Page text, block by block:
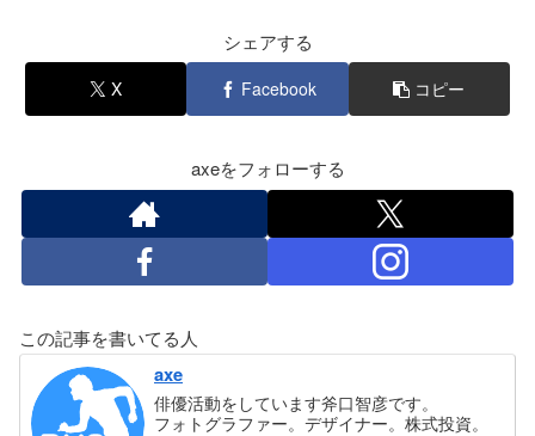
シェアする
X Facebook コピー
axeをフォローする
この記事を書いてる人
axe
俳優活動をしています斧口智彦です。
フォトグラファー。デザイナー。株式投資。